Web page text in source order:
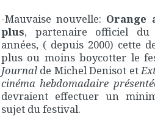
-Mauvaise nouvelle: Orange
plus, partenaire officiel du
années, ( depuis 2000) cette
plus ou moins boycotter le
Journal de Michel Denisot et
cinéma hebdomadaire
devraient effectuer un
sujet du festival.